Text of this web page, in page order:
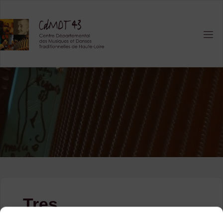
content
Tres